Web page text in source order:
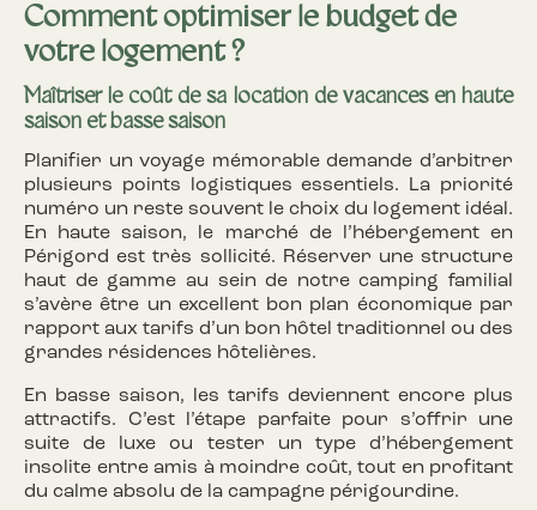
Comment optimiser le budget de
votre logement ?
Maîtriser le coût de sa location de vacances en haute
saison et basse saison
Planifier un voyage mémorable demande d’arbitrer
plusieurs points logistiques essentiels. La priorité
numéro un reste souvent le choix du logement idéal.
En haute saison, le marché de l’hébergement en
Périgord est très sollicité. Réserver une structure
haut de gamme au sein de notre camping familial
s’avère être un excellent bon plan économique par
rapport aux tarifs d’un bon hôtel traditionnel ou des
grandes résidences hôtelières.
En basse saison, les tarifs deviennent encore plus
attractifs. C’est l’étape parfaite pour s’offrir une
suite de luxe ou tester un type d’hébergement
insolite entre amis à moindre coût, tout en profitant
du calme absolu de la campagne périgourdine.